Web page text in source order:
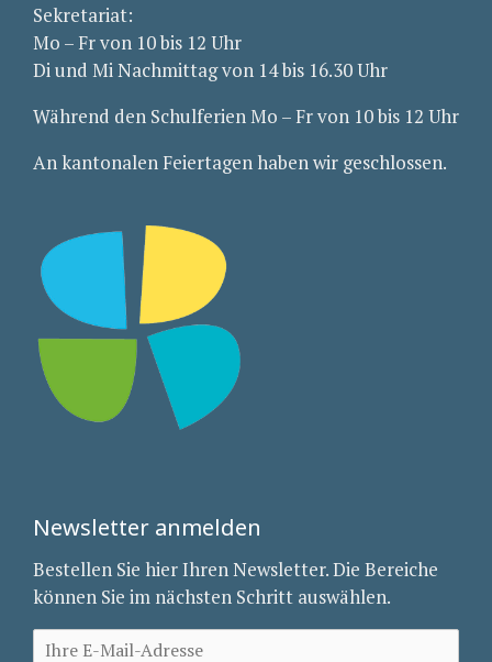
Sekretariat:
Mo – Fr von 10 bis 12 Uhr
Di und Mi Nachmittag von 14 bis 16.30 Uhr
Während den Schulferien Mo – Fr von 10 bis 12 Uhr
An kantonalen Feiertagen haben wir geschlossen.
Newsletter anmelden
Bestellen Sie hier Ihren Newsletter. Die Bereiche
können Sie im nächsten Schritt auswählen.